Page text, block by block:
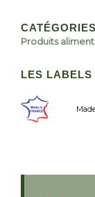
CATÉGORIES
Produits
LES LABELS